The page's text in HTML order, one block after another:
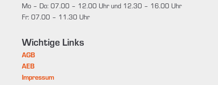
Mo – Do: 07.00 – 12.00 Uhr und 12.30 – 16.00 Uhr
Fr: 07.00 – 11.30 Uhr
Wichtige Links
AGB
AEB
Impressum